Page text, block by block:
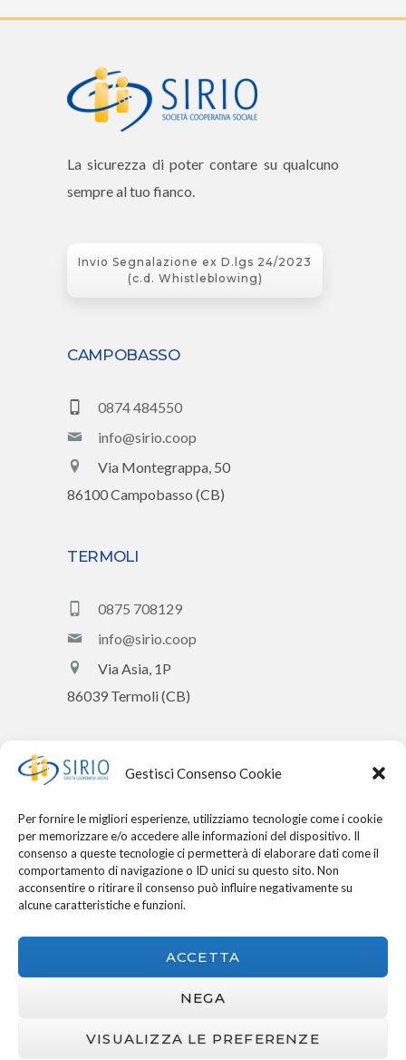
Gestisci Consenso Cookie
Per fornire le migliori esperienze, utilizziamo tecnologie come i cookie
per memorizzare e/o accedere alle informazioni del dispositivo. Il
consenso a queste tecnologie ci permetterà di elaborare dati come il
comportamento di navigazione o ID unici su questo sito. Non
acconsentire o ritirare il consenso può influire negativamente su
alcune caratteristiche e funzioni.
ACCETTA
NEGA
VISUALIZZA LE PREFERENZE
La sicurezza di poter contare su qualcuno
sempre al tuo fianco.
Invio Segnalazione ex D.lgs 24/2023
(c.d. Whistleblowing)
CAMPOBASSO
0874 484550
info@sirio.coop
Via Montegrappa, 50
86100 Campobasso (CB)
TERMOLI
0875 708129
info@sirio.coop
Via Asia, 1P
86039 Termoli (CB)
LARINO
0874 016045
info@sirio.coop
Via Cluenzio, 71
86035 Larino (CB)